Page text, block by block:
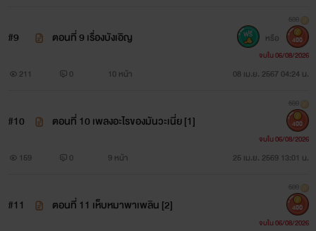
#9 ตอนที่ 9 เรื่องบังเอิญ
211 0 10 หน้า 08 เม.ย. 2567 04:24 น.
หรือ 400
จบใน 06/08/2026
#10 ตอนที่ 10 เพลงอะไรของมันวะเนี่ย [1]
159 0 9 หน้า 25 เม.ย. 2569 13:01 น.
400
จบใน 06/08/2026
#11 ตอนที่ 11 เห็บหมาพาเพลิน [2] 400
จบใน 06/08/2026